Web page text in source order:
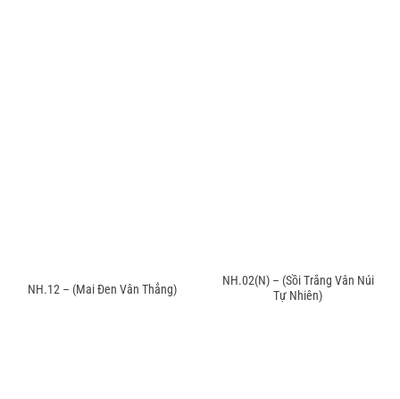
NH.12 – (Mai Đen Vân Thẳng)
NH.02(N) – (Sồi Trắng Vân Núi
Tự Nhiên)